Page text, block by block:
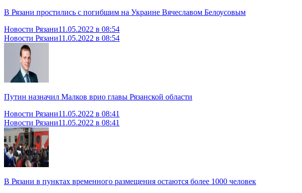
В Рязани простились с погибшим на Украине Вячеславом Белоусовым
Новости Рязани11.05.2022 в 08:54
Новости Рязани11.05.2022 в 08:54
Путин назначил Малков врио главы Рязанской области
Новости Рязани11.05.2022 в 08:41
Новости Рязани11.05.2022 в 08:41
В Рязани в пунктах временного размещения остаются более 1000 человек